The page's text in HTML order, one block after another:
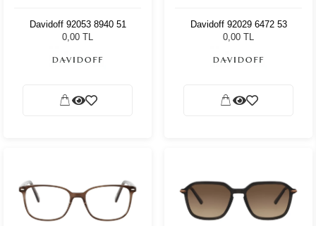
Davidoff 92053 8940 51
0,00 TL
Davidoff 92029 6472 53
0,00 TL